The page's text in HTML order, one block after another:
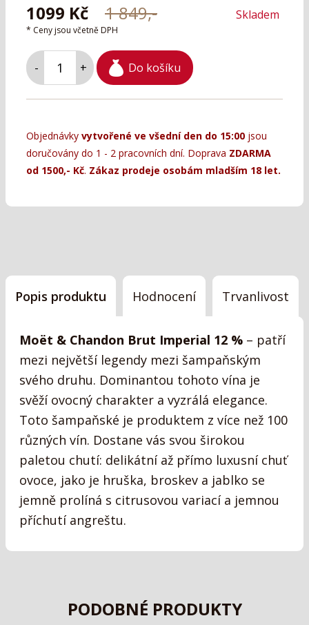
1099 Kč 1 849,-
* Ceny jsou včetně DPH
Skladem
- + Do košíku
Objednávky vytvořené ve všední den do 15:00 jsou
doručovány do 1 - 2 pracovních dní. Doprava ZDARMA
od 1500,- Kč. Zákaz prodeje osobám mladším 18 let.
Popis produktu Hodnocení Trvanlivost
Moët & Chandon Brut Imperial 12 % – patří
mezi největší legendy mezi šampaňským
svého druhu. Dominantou tohoto vína je
svěží ovocný charakter a vyzrálá elegance.
Toto šampaňské je produktem z více než 100
různých vín. Dostane vás svou širokou
paletou chutí: delikátní až přímo luxusní chuť
ovoce, jako je hruška, broskev a jablko se
jemně prolíná s citrusovou variací a jemnou
příchutí angreštu.
PODOBNÉ PRODUKTY